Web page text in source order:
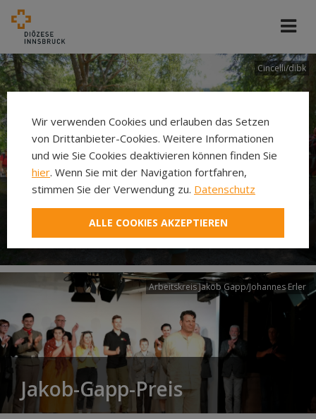
Cincelli/dibk
Neuer Pilgerweg Via
Laudato si’
Arbeitskreis Jakob Gapp/Johannes Erler
Jakob-Gapp-Preis
Wir verwenden Cookies und erlauben das Setzen
von Drittanbieter-Cookies. Weitere Informationen
und wie Sie Cookies deaktivieren können finden Sie
hier. Wenn Sie mit der Navigation fortfahren,
stimmen Sie der Verwendung zu. Datenschutz
ALLE COOKIES AKZEPTIEREN